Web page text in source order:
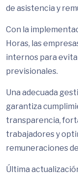
de asistencia y
Con la
Horas, las
internos para
previsionales.
Una adecuada
garantiza
transparencia,
trabajadores y
remuneraciones
Última